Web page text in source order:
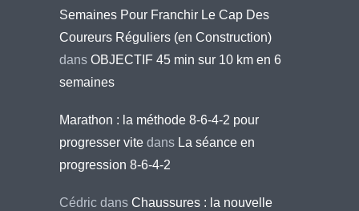
Semaines Pour Franchir Le Cap Des
Coureurs Réguliers (en Construction)
dans OBJECTIF 45 min sur 10 km en 6
semaines
Marathon : la méthode 8-6-4-2 pour
progresser vite dans La séance en
progression 8-6-4-2
Cédric dans Chaussures : la nouvelle